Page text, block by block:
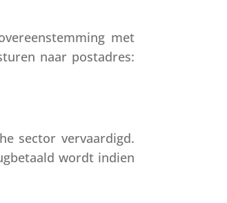
met
naar postadres:
sector vervaardigd.
wordt indien